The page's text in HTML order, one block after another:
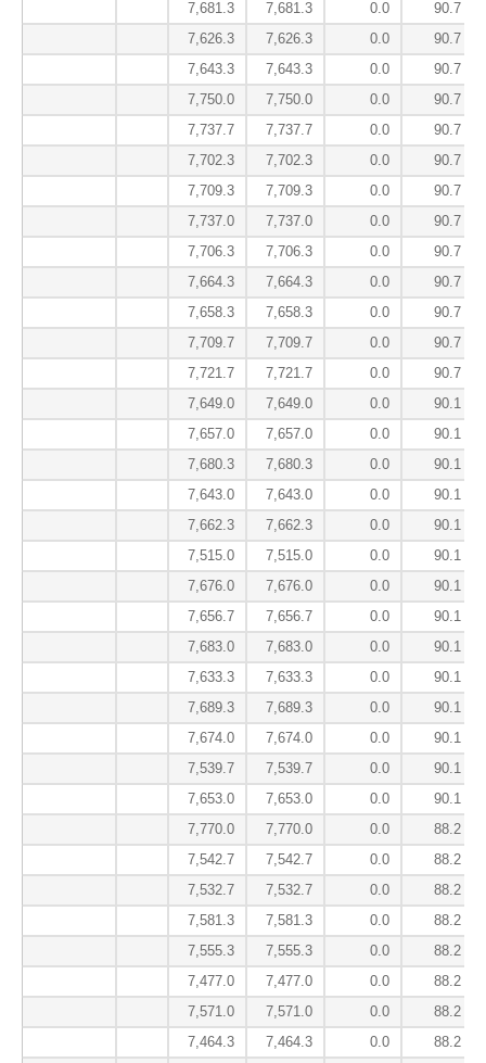
7,681.3
7,681.3 0.0
90.7
7,626.3
7,626.3 0.0
90.7
7,643.3
7,643.3 0.0
90.7
7,750.0
7,750.0 0.0
90.7
7,737.7
7,737.7 0.0
90.7
7,702.3
7,702.3 0.0
90.7
7,709.3
7,709.3 0.0
90.7
7,737.0
7,737.0 0.0
90.7
7,706.3
7,706.3 0.0
90.7
7,664.3
7,664.3 0.0
90.7
7,658.3
7,658.3 0.0
90.7
7,709.7
7,709.7 0.0
90.7
7,721.7
7,721.7 0.0
90.7
7,649.0
7,649.0 0.0
90.1
7,657.0
7,657.0 0.0
90.1
7,680.3
7,680.3 0.0
90.1
7,643.0
7,643.0 0.0
90.1
7,662.3
7,662.3 0.0
90.1
7,515.0
7,515.0 0.0
90.1
7,676.0
7,676.0 0.0
90.1
7,656.7
7,656.7 0.0
90.1
7,683.0
7,683.0 0.0
90.1
7,633.3
7,633.3 0.0
90.1
7,689.3
7,689.3 0.0
90.1
7,674.0
7,674.0 0.0
90.1
7,539.7
7,539.7 0.0
90.1
7,653.0
7,653.0 0.0
90.1
7,770.0
7,770.0 0.0
88.2
7,542.7
7,542.7 0.0
88.2
7,532.7
7,532.7 0.0
88.2
7,581.3
7,581.3 0.0
88.2
7,555.3
7,555.3 0.0
88.2
7,477.0
7,477.0 0.0
88.2
7,571.0
7,571.0 0.0
88.2
7,464.3
7,464.3 0.0 88.2